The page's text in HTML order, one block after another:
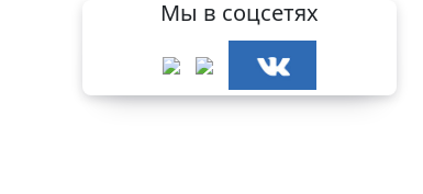
Мы в соцсетях